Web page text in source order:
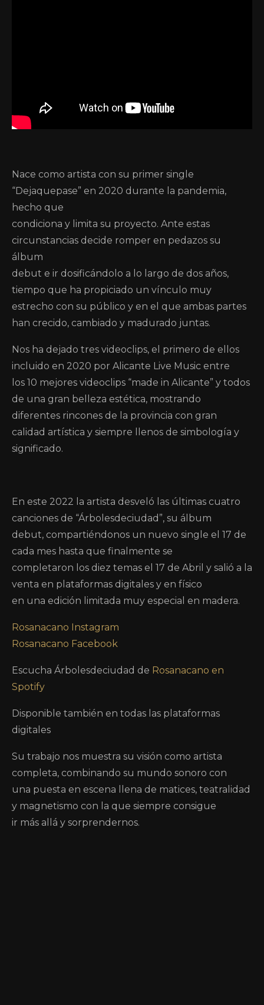
Nace como artista con su primer single
“Dejaquepase” en 2020 durante la pandemia,
hecho que
condiciona y limita su proyecto. Ante estas
circunstancias decide romper en pedazos su
álbum
debut e ir dosificándolo a lo largo de dos años,
tiempo que ha propiciado un vínculo muy
estrecho con su público y en el que ambas partes
han crecido, cambiado y madurado juntas.
Nos ha dejado tres videoclips, el primero de ellos
incluido en 2020 por Alicante Live Music entre
los 10 mejores videoclips “made in Alicante” y todos
de una gran belleza estética, mostrando
diferentes rincones de la provincia con gran
calidad artística y siempre llenos de simbología y
significado.
En este 2022 la artista desveló las últimas cuatro
canciones de “Árbolesdeciudad”, su álbum
debut, compartiéndonos un nuevo single el 17 de
cada mes hasta que finalmente se
completaron los diez temas el 17 de Abril y salió a la
venta en plataformas digitales y en físico
en una edición limitada muy especial en madera.
Rosanacano Instagram
Rosanacano Facebook
Escucha Árbolesdeciudad de Rosanacano en
Spotify
Disponible también en todas las plataformas
digitales
Su trabajo nos muestra su visión como artista
completa, combinando su mundo sonoro con
una puesta en escena llena de matices, teatralidad
y magnetismo con la que siempre consigue
ir más allá y sorprendernos.